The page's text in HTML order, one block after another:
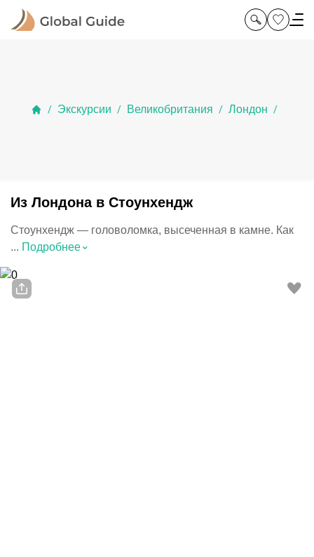
/ Экскурсии / Великобритания / Лондон /
Из Лондона в Стоунхендж
Стоунхендж — головоломка, высеченная в камне. Как
... Подробнее⌃